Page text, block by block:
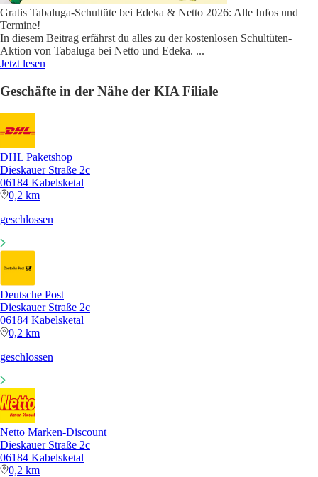
Gratis Tabaluga-Schultüte bei Edeka & Netto 2026: Alle Infos und
Termine!
In diesem Beitrag erfährst du alles zu der kostenlosen Schultüten-
Aktion von Tabaluga bei Netto und Edeka. ...
Jetzt lesen
Geschäfte in der Nähe der KIA Filiale
DHL Paketshop
Dieskauer Straße 2c
06184 Kabelsketal
0,2 km
geschlossen
Deutsche Post
Dieskauer Straße 2c
06184 Kabelsketal
0,2 km
geschlossen
Netto Marken-Discount
Dieskauer Straße 2c
06184 Kabelsketal
0,2 km